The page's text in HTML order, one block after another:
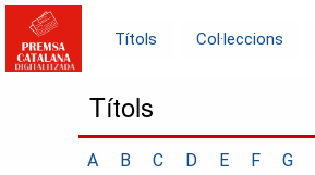
Títols Col·leccions
Títols
A B C D E F G